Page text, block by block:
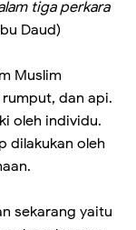
tiga perkara
Daud)
Muslim
dan api.
oleh individu.
dilakukan oleh
sekarang yaitu